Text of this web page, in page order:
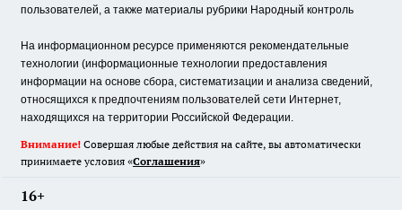
пользователей, а также материалы рубрики Народный контроль
На информационном ресурсе применяются рекомендательные
технологии (информационные технологии предоставления
информации на основе сбора, систематизации и анализа сведений,
относящихся к предпочтениям пользователей сети Интернет,
находящихся на территории Российской Федерации.
Внимание! Совершая любые действия на сайте, вы автоматически
принимаете условия «Cоглашения»
16+